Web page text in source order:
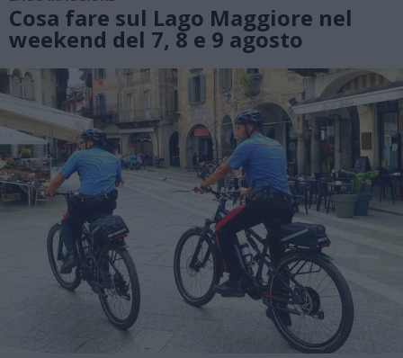
Cosa fare sul Lago Maggiore nel
weekend del 7, 8 e 9 agosto